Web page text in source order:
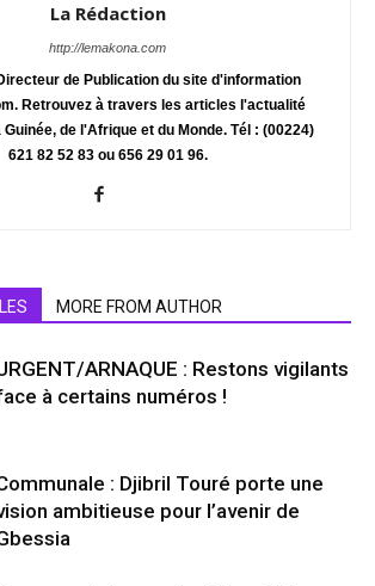
La Rédaction
http://lemakona.com
de Publication du site d'information
Retrouvez à travers les articles l'actualité
de l'Afrique et du Monde. Tél : (00224)
621 82 52 83 ou 656 29 01 96.
MORE FROM AUTHOR
ARNAQUE : Restons vigilants
à certains numéros !
: Djibril Touré porte une
ambitieuse pour l’avenir de